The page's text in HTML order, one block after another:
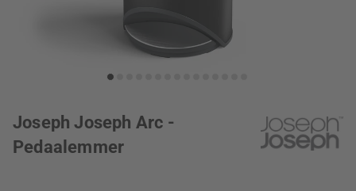
Joseph Joseph Arc -
Pedaalemmer